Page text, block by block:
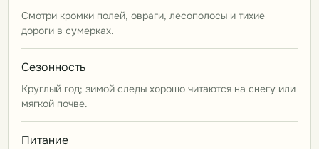
Смотри кромки полей, овраги, лесополосы и тихие
дороги в сумерках.
Сезонность
Круглый год; зимой следы хорошо читаются на снегу или
мягкой почве.
Питание